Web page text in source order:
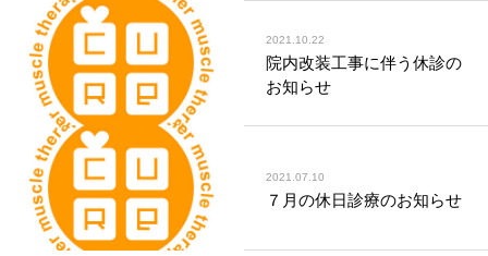
2021.10.22
院内改装工事に伴う休診の
お知らせ
2021.07.10
７月の休日診療のお知らせ